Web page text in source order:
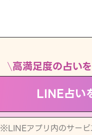
高満足度の占い
LINE占い
※LINEアプリ内のサービ